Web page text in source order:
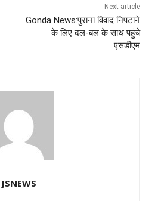
er
Next article
Gonda News:पुराना विवाद निपटाने
के लिए दल-बल के साथ पहुंचे
एसडीएम
JSNEWS